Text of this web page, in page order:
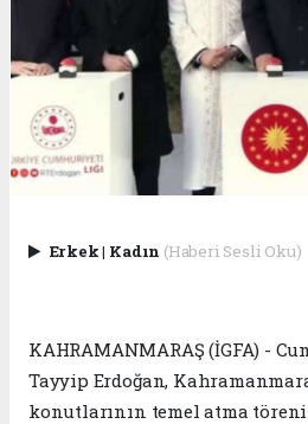
Erkek| Kadın (Haberi Sesli Oku)
KAHRAMANMARAŞ (İGFA) -
Tayyip Erdoğan,
konutlarının temel atma